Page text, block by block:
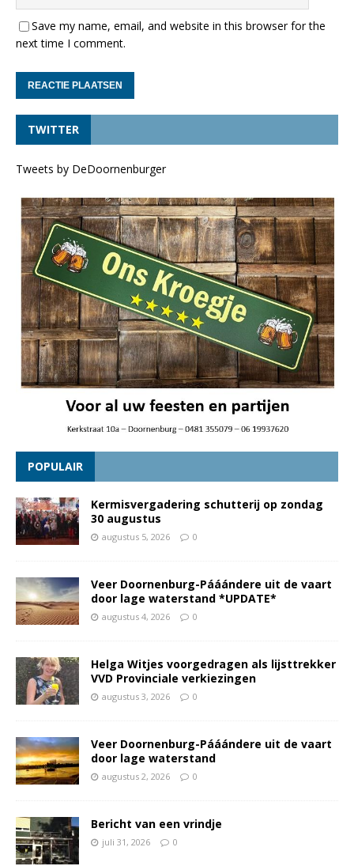
Save my name, email, and website in this browser for the
next time I comment.
TWITTER
Tweets by DeDoornenburger
POPULAIR
Kermisvergadering schutterij op zondag
30 augustus
augustus 5, 2026 0
Veer Doornenburg-Pááándere uit de vaart
door lage waterstand *UPDATE*
augustus 4, 2026 0
Helga Witjes voorgedragen als lijsttrekker
VVD Provinciale verkiezingen
augustus 3, 2026 0
Veer Doornenburg-Pááándere uit de vaart
door lage waterstand
augustus 2, 2026 0
Bericht van een vrindje
juli 31, 2026 0